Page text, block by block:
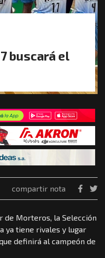
buscará el
compartir nota
de Morteros, la Selección
ya tiene rivales y lugar
definirá al campeón de